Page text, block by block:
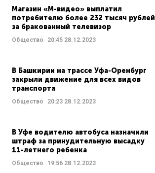
Магазин «М-видео» выплатил
потребителю более 232 тысяч рублей
за бракованный телевизор
Общество 20:45 28.12.2023
В Башкирии на трассе Уфа-Оренбург
закрыли движение для всех видов
транспорта
Общество 20:23 28.12.2023
В Уфе водителю автобуса назначили
штраф за принудительную высадку
11-летнего ребенка
Общество 19:56 28.12.2023